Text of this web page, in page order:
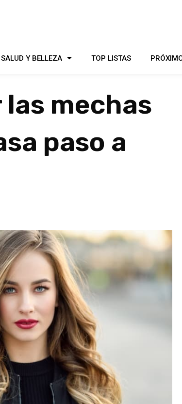
SALUD Y BELLEZA TOP LISTAS
mechas
paso a